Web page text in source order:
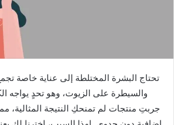
تحتاج البشرة المختلطة إلى عناية خاصة
والسيطرة على الزيوت، وهو تحدٍ يواجه
جربتِ منتجات لم تمنحكِ النتيجة المثالية،